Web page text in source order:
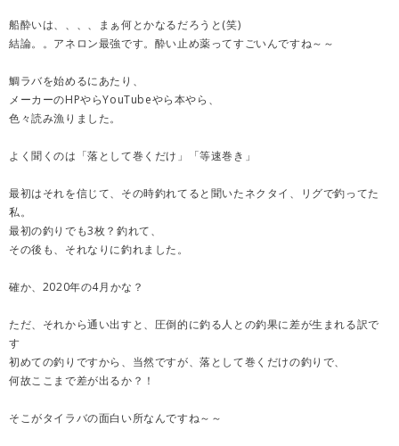
船酔いは、、、、まぁ何とかなるだろうと(笑)
結論。。アネロン最強です。酔い止め薬ってすごいんですね～～
鯛ラバを始めるにあたり、
メーカーのHPやらYouTubeやら本やら、
色々読み漁りました。
よく聞くのは「落として巻くだけ」「等速巻き」
最初はそれを信じて、その時釣れてると聞いたネクタイ、リグで釣ってた
私。
最初の釣りでも3枚？釣れて、
その後も、それなりに釣れました。
確か、2020年の4月かな？
ただ、それから通い出すと、圧倒的に釣る人との釣果に差が生まれる訳で
す
初めての釣りですから、当然ですが、落として巻くだけの釣りで、
何故ここまで差が出るか？！
そこがタイラバの面白い所なんですね～～